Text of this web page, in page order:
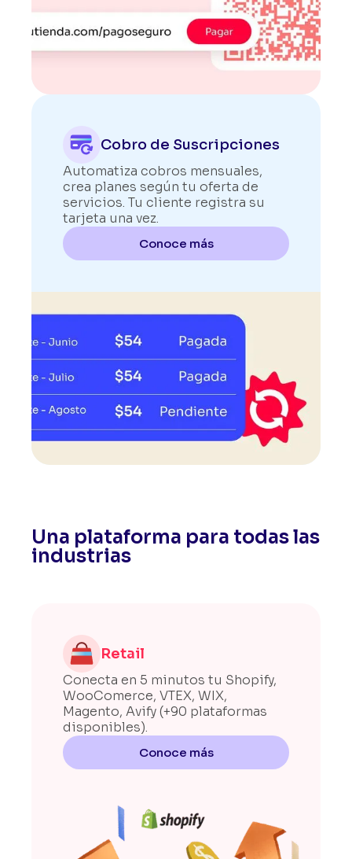
Cobro de Suscripciones
Automatiza cobros mensuales,
crea planes según tu oferta de
servicios. Tu cliente registra su
tarjeta una vez.
Conoce más
Una plataforma para todas las
industrias
Retail
Conecta en 5 minutos tu Shopify,
WooComerce, VTEX, WIX,
Magento, Avify (+90 plataformas
disponibles).
Conoce más